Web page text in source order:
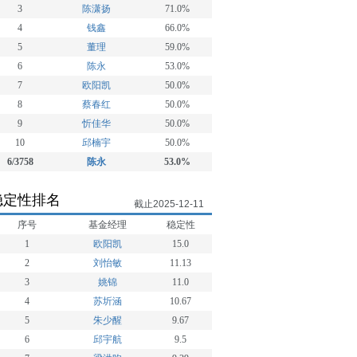
3 陈潇扬
71.0%
4
钱鑫
66.0%
5
董理
59.0%
6
陈永
53.0%
7
欧阳凯
50.0%
8
蔡春红
50.0%
9
忻佳华
50.0%
10
邱楠宇
50.0%
6/3758
陈永 53.0%
性排名
截止2025-12-11
序号
基金经理
稳定性
1
欧阳凯
15.0
2
刘怡敏
11.13
3
姚锦
11.0
4
苏圻涵
10.67
5
朱少醒
9.67
6
邱宇航
9.5